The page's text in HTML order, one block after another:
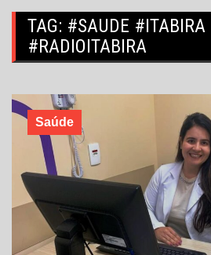
TAG: #SAUDE #ITABIRA
#RADIOITABIRA
Saúde